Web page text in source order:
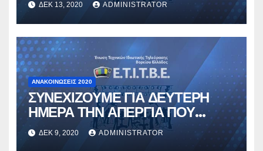
ΔΕΚ 13, 2020 ADMINISTRATOR
ΑΝΑΚΟΙΝΏΣΕΙΣ 2020
ΣΥΝΕΧΙΖΟΥΜΕ ΓΙΑ ΔΕΥΤΕΡΗ
ΗΜΕΡΑ ΤΗΝ ΑΠΕΡΓΙΑ ΠΟΥ
ΠΡΟΚΥΡΗΞΕ Η ΟΜΟΣΠΟΝΔΙΑ
ΜΑΣ
ΔΕΚ 9, 2020 ADMINISTRATOR